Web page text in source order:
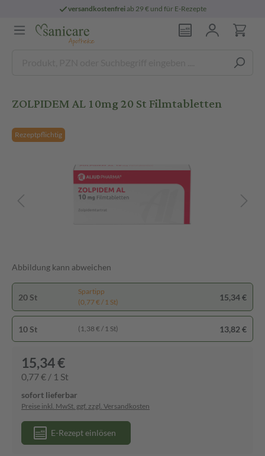
versandkostenfreiab 29 € und für E-Rezepte
ZOLPIDEM AL 10mg 20 St Filmtabletten
Rezeptpflichtig
Abbildung kann abweichen
20 St
Spartipp
(0,77 € / 1 St)
15,34 €
10 St (1,38 € / 1 St) 13,82 €
15,34 €
0,77 € / 1 St
sofort lieferbar
Preise inkl. MwSt. ggf. zzgl. Versandkosten
E-Rezept einlösen